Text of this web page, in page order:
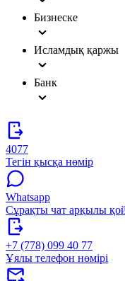
Бизнеске
Исламдық қаржы
Банк
4077
Тегін қысқа нөмір
Whatsapp
Сұрақты чат арқылы
+7 (778) 099 40 77
Ұялы телефон нөмірі